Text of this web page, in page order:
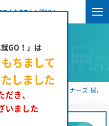
でんきやさんへ就GO！
就GO！」は
ちまして
しました
だき、
いました
索
ルエクセルＨＲパートナーズ 採用